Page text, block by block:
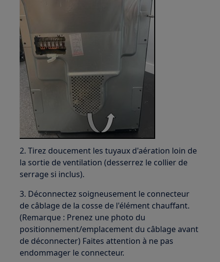
2. Tirez doucement les tuyaux d'aération loin de
la sortie de ventilation (desserrez le collier de
serrage si inclus).
3. Déconnectez soigneusement le connecteur
de câblage de la cosse de l'élément chauffant.
(Remarque : Prenez une photo du
positionnement/emplacement du câblage avant
de déconnecter) Faites attention à ne pas
endommager le connecteur.